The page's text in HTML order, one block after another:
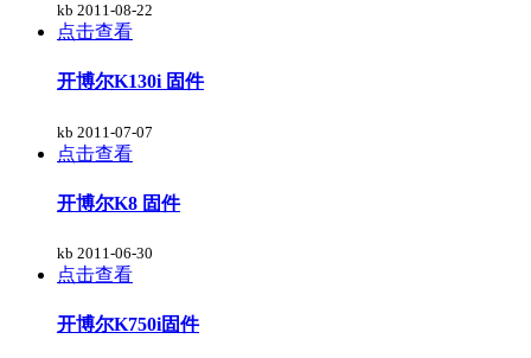
kb 2011-08-22
点击查看
开博尔K130i 固件
kb 2011-07-07
点击查看
开博尔K8 固件
kb 2011-06-30
点击查看
开博尔K750i固件